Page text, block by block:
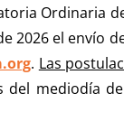
Ordinaria
2026 el envío
. Las
del mediodía